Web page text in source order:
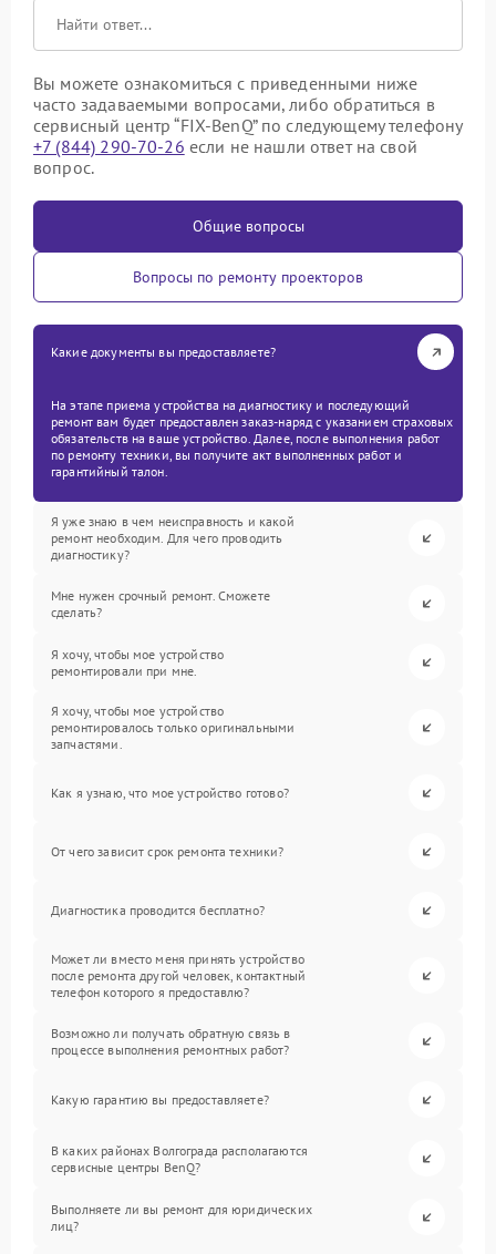
Вы можете ознакомиться с приведенными ниже
часто задаваемыми вопросами, либо обратиться в
сервисный центр “FIX-BenQ” по следующему телефону
+7 (844) 290-70-26 если не нашли ответ на свой
вопрос.
Общие вопросы
Вопросы по ремонту проекторов
Какие документы вы предоставляете?
На этапе приема устройства на диагностику и последующий
ремонт вам будет предоставлен заказ-наряд с указанием страховых
обязательств на ваше устройство. Далее, после выполнения работ
по ремонту техники, вы получите акт выполненных работ и
гарантийный талон.
Я уже знаю в чем неисправность и какой
ремонт необходим. Для чего проводить
диагностику?
Мне нужен срочный ремонт. Сможете
сделать?
Я хочу, чтобы мое устройство
ремонтировали при мне.
Я хочу, чтобы мое устройство
ремонтировалось только оригинальными
запчастями.
Как я узнаю, что мое устройство готово?
От чего зависит срок ремонта техники?
Диагностика проводится бесплатно?
Может ли вместо меня принять устройство
после ремонта другой человек, контактный
телефон которого я предоставлю?
Возможно ли получать обратную связь в
процессе выполнения ремонтных работ?
Какую гарантию вы предоставляете?
В каких районах Волгограда располагаются
сервисные центры BenQ?
Выполняете ли вы ремонт для юридических
лиц?